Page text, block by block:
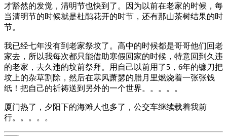
才豁然的发觉，清明节也快到了。因为以前在老家的时候，每
当清明节的时候就是杜鹃花开的时节，还有那山茶树结果的时
节。
我已经七年没有到老家祭坟了。高中的时候都是哥哥他们回老
家去，所以我每次都只能借助寒假回家的时候，特意回到久违
的老家，去久违的坟前祭拜。用自己以前用了5，6年的镰刀把
坟上的杂草割除，然后在寒风萧瑟的腊月里燃烧着一张张钱
纸！把自己的祈祷送到另外的一个世界。。。。。
厦门热了，夕阳下的海滩人也多了，公交车继续载着我前
行。。。。。